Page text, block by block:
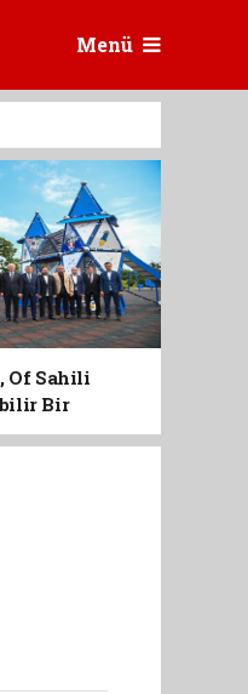
Menü
Of Sahili
Bir